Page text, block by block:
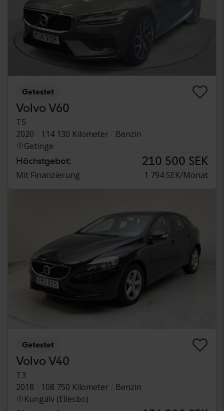
Getestet
Volvo V60
T5
2020
114 130 Kilometer
Benzin
Getinge
Höchstgebot: 210 500 SEK
Mit Finanzierung 1 794 SEK/Monat
Getestet
Volvo V40
T3
2018
108 750 Kilometer
Benzin
Kungälv (Ellesbo)